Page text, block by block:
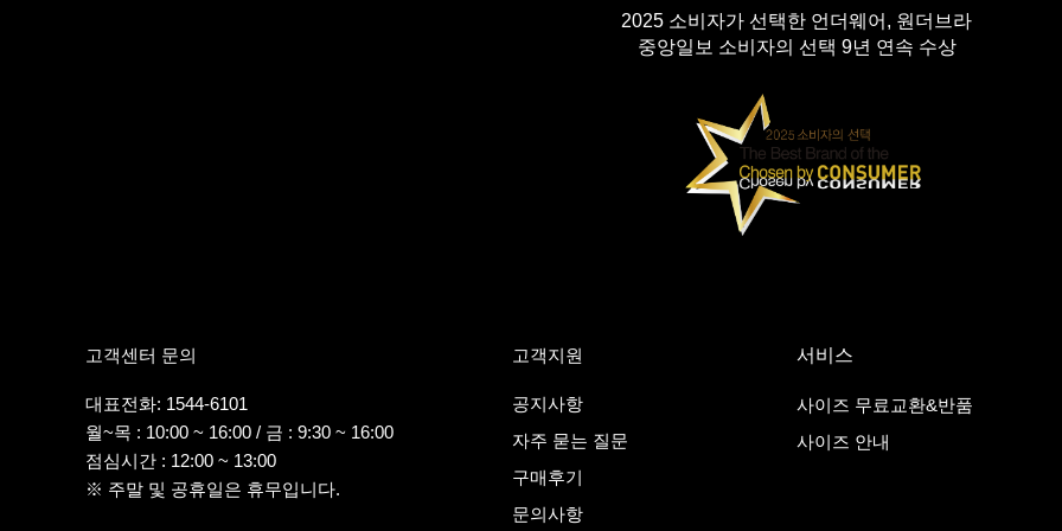
2025 소비자가 선택한 언더웨어, 원더브라
중앙일보 소비자의 선택 9년 연속 수상
고객센터 문의
대표전화: 1544-6101
월~목 : 10:00 ~ 16:00 / 금 : 9:30 ~ 16:00
점심시간 : 12:00 ~ 13:00
※ 주말 및 공휴일은 휴무입니다.
고객지원
공지사항
자주 묻는 질문
구매후기
문의사항
서비스
사이즈 무료교환&반품
사이즈 안내